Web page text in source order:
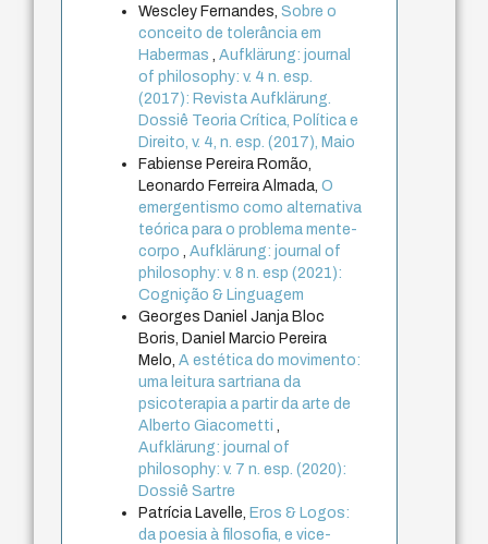
Wescley Fernandes,Sobre o
conceito de tolerância em
Habermas
,Aufklärung: journal
of philosophy: v. 4 n. esp.
(2017): Revista Aufklärung.
Dossiê Teoria Crítica, Política e
Direito, v. 4, n. esp. (2017), Maio
Fabiense Pereira Romão,
Leonardo Ferreira Almada,O
emergentismo como alternativa
teórica para o problema mente-
corpo
,Aufklärung: journal of
philosophy: v. 8 n. esp (2021):
Cognição & Linguagem
Georges Daniel Janja Bloc
Boris, Daniel Marcio Pereira
Melo,A estética do movimento:
uma leitura sartriana da
psicoterapia a partir da arte de
Alberto Giacometti
Aufklärung: journal of
philosophy: v. 7 n. esp. (2020):
Dossiê Sartre
Patrícia Lavelle,Eros & Logos:
da poesia à filosofia, e vice-